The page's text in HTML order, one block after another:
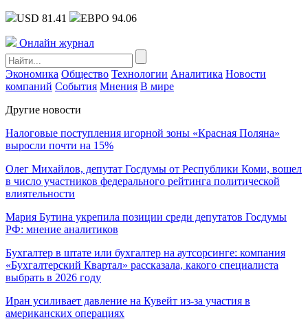
USD 81.41 ЕВРО 94.06
Онлайн журнал
Экономика Общество Технологии Аналитика Новости
компаний События Мнения В мире
Другие новости
Налоговые поступления игорной зоны «Красная Поляна»
выросли почти на 15%
Олег Михайлов, депутат Госдумы от Республики Коми, вошел
в число участников федерального рейтинга политической
влиятельности
Мария Бутина укрепила позиции среди депутатов Госдумы
РФ: мнение аналитиков
Бухгалтер в штате или бухгалтер на аутсорсинге: компания
«Бухгалтерский Квартал» рассказала, какого специалиста
выбрать в 2026 году
Иран усиливает давление на Кувейт из-за участия в
американских операциях